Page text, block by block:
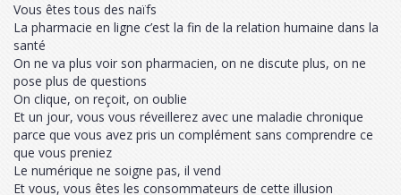
Vous êtes tous des naïfs
La pharmacie en ligne c’est la fin de la relation humaine dans la
santé
On ne va plus voir son pharmacien, on ne discute plus, on ne
pose plus de questions
On clique, on reçoit, on oublie
Et un jour, vous vous réveillerez avec une maladie chronique
parce que vous avez pris un complément sans comprendre ce
que vous preniez
Le numérique ne soigne pas, il vend
Et vous, vous êtes les consommateurs de cette illusion